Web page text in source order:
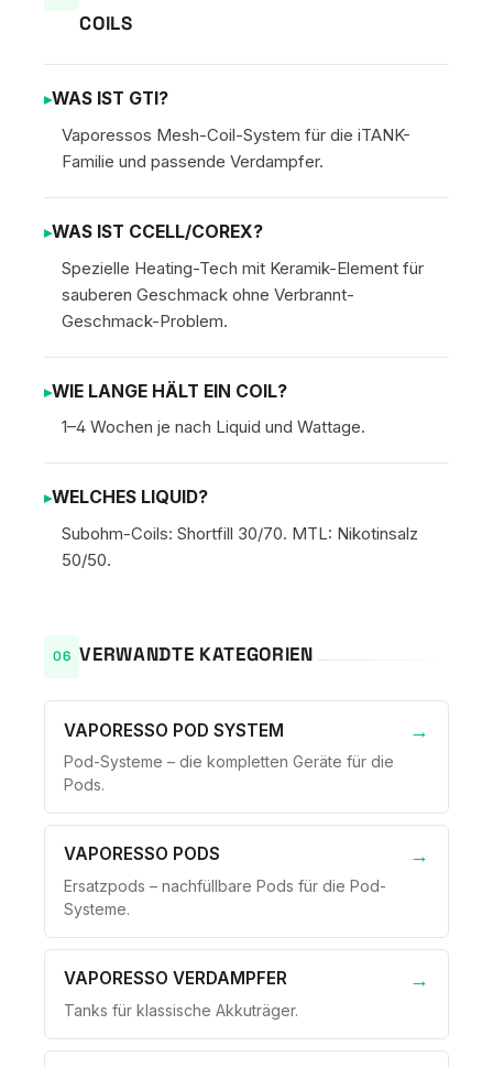
COILS
WAS IST GTI?
Vaporessos Mesh-Coil-System für die iTANK-
Familie und passende Verdampfer.
WAS IST CCELL/COREX?
Spezielle Heating-Tech mit Keramik-Element für
sauberen Geschmack ohne Verbrannt-
Geschmack-Problem.
WIE LANGE HÄLT EIN COIL?
1–4 Wochen je nach Liquid und Wattage.
WELCHES LIQUID?
Subohm-Coils: Shortfill 30/70. MTL: Nikotinsalz
50/50.
VERWANDTE KATEGORIEN
VAPORESSO POD SYSTEM
Pod-Systeme – die kompletten Geräte für die
Pods.
VAPORESSO PODS
Ersatzpods – nachfüllbare Pods für die Pod-
Systeme.
VAPORESSO VERDAMPFER
Tanks für klassische Akkuträger.